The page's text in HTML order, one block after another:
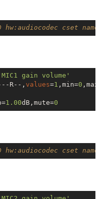
hw:audiocodec cset
gain volume'
R--,
values=1 ,min=0 ,max=
1.00dB,mute=0
hw:audiocodec cset